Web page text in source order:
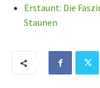
Erstaunt: Die
Staunen